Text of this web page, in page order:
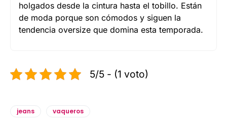
holgados desde la cintura hasta el tobillo. Están
de moda porque son cómodos y siguen la
tendencia oversize que domina esta temporada.
5/5 - (1 voto)
jeans vaqueros